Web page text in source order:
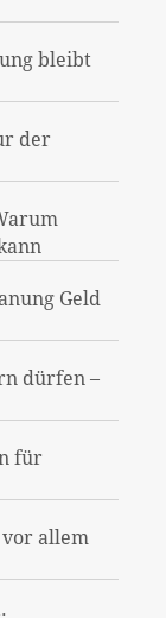
bleibt
der
Geld
dürfen –
für
allem